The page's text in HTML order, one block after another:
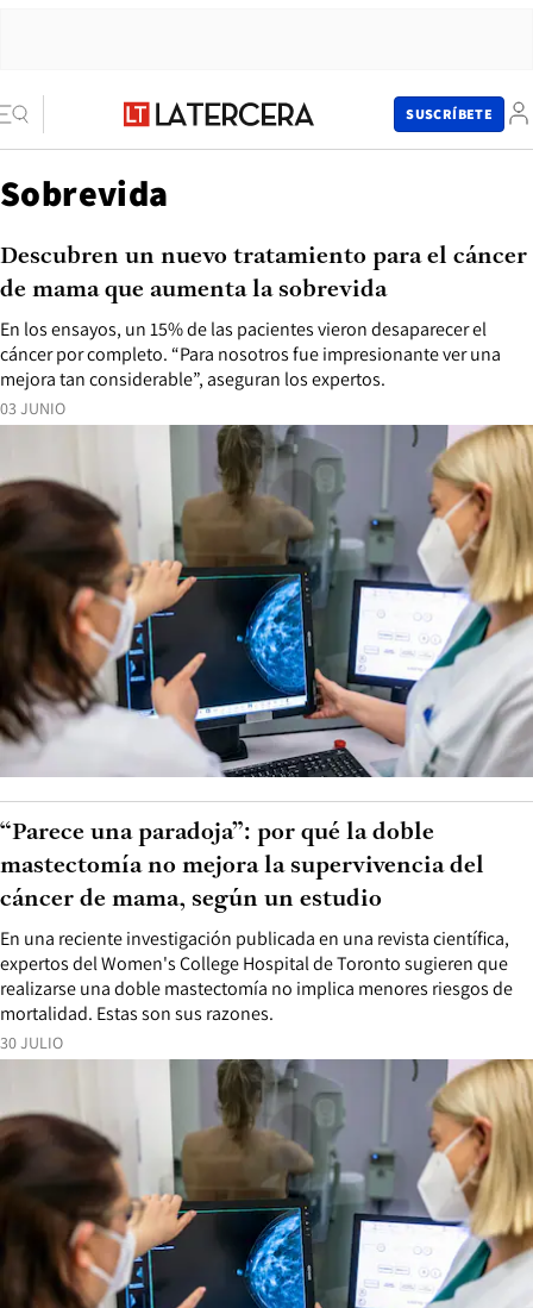
SUSCRÍBETE
Sobrevida
03 JUNIO
En los ensayos, un 15% de las pacientes vieron desaparecer el
cáncer por completo. “Para nosotros fue impresionante ver una
mejora tan considerable”, aseguran los expertos.
Descubren un nuevo tratamiento para el cáncer
de mama que aumenta la sobrevida
30 JULIO
En una reciente investigación publicada en una revista científica,
expertos del Women's College Hospital de Toronto sugieren que
realizarse una doble mastectomía no implica menores riesgos de
mortalidad. Estas son sus razones.
“Parece una paradoja”: por qué la doble
mastectomía no mejora la supervivencia del
cáncer de mama, según un estudio